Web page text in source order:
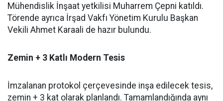
Mühendislik İnşaat yetkilisi Muharrem Çepni katıldı.
Törende ayrıca İrşad Vakfı Yönetim Kurulu Başkan
Vekili Ahmet Karaali de hazır bulundu.
Zemin + 3 Katlı Modern Tesis
İmzalanan protokol çerçevesinde inşa edilecek tesis,
zemin + 3 kat olarak planlandı. Tamamlandığında aynı